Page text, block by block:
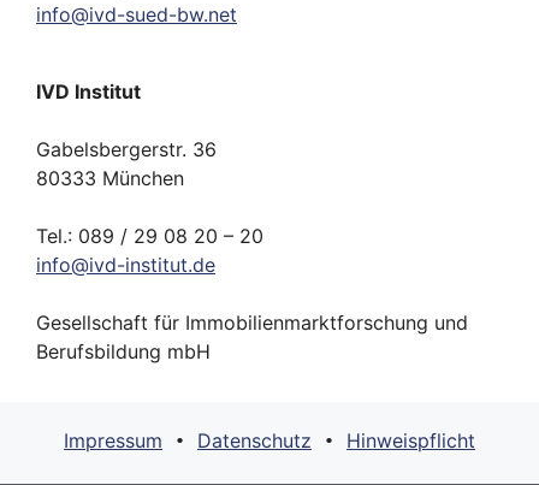
info@ivd-sued-bw.net
IVD Institut
Gabelsbergerstr. 36
80333 München
Tel.: 089 / 29 08 20 – 20
info@ivd-institut.de
Gesellschaft für Immobilienmarktforschung und
Berufsbildung mbH
Impressum • Datenschutz • Hinweispflicht